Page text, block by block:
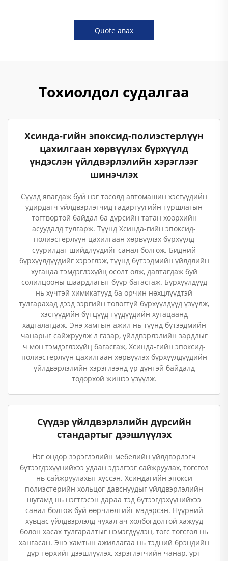
Quote авах
Тохиолдол судалгаа
Хсинда-гийн эпоксид-полиэстерлүүн
цахилгаан хөрвүүлэх бүрхүүлд
үндэслэн үйлдвэрлэлийн хэрэглээг
шинэчлэх
Сүүлд явагдаж буй нэг төсөлд автомашин хэсгүүдийн
удирдагч үйлдвэрлэгчид гадаргуугийн туршлагын
тогтвортой байдал ба дүрсийн татан хөөрхийн
асуудалд тулгарж. Түүнд Хсинда-гийн эпоксид-
полиэстерлүүн цахилгаан хөрвүүлэх бүрхүүлд
суурилдаг шийдлүүдийг санал болгож. Бидний
бүрхүүлдүүдийг хэрэглэж, түүнд бүтээдмийн үйлдлийн
хугацаа тэмдэглэхүйц өсөлт олж, давтагдаж буй
солилцооны шаардлагыг бүүр багасгаж. Бүрхүүлдүүд
нь хүчтэй химикатууд ба орчин нөхцлүүдтэй
тулгарахад дээд зэргийн төвөгтүй бүрхүүлдүүд үзүүлж,
хэсгүүдийн бүтцүүд түүдүүдийн хугацаанд
хадгалагдаж. Энэ хамтын ажил нь түүнд бүтээдмийн
чанарыг сайжруулж л газар, үйлдвэрлэлийн зардлыг
ч мөн тэмдэглэхүйц багасгаж, Хсинда-гийн эпоксид-
полиэстерлүүн цахилгаан хөрвүүлэх бүрхүүлдүүдийн
үйлдвэрлэлийн хэрэглээнд үр дүнтэй байдалд
тодорхой жишээ үзүүлж.
Сүүдэр үйлдвэрлэлийн дүрсийн
стандартыг дээшлүүлэх
Нэг өндөр зэрэглэлийн мебелийн үйлдвэрлэгч
бүтээгдэхүүнийхээ удаан эдэлгээг сайжруулах, төгсгөл
нь сайжруулахыг хүссэн. Хсиндагийн эпокси
полиэстерийн хольцог давснуудыг үйлдвэрлэлийн
шугамд нь нэгтгэсэн дараа тэд бүтээгдэхүүнийхээ
санал болгож буй өөрчлөлтийг мэдэрсэн. Нүүрний
хувцас үйлдвэрлэлд чухал ач холбогдолтой хажууд
болон хасах тулгаралтыг нэмэгдүүлэн, төгс төгсгөл нь
хангасан. Энэ хамтын ажиллагаа нь тэдний брэндийн
дүр төрхийг дээшлүүлэх, хэрэглэгчийн чанар, урт